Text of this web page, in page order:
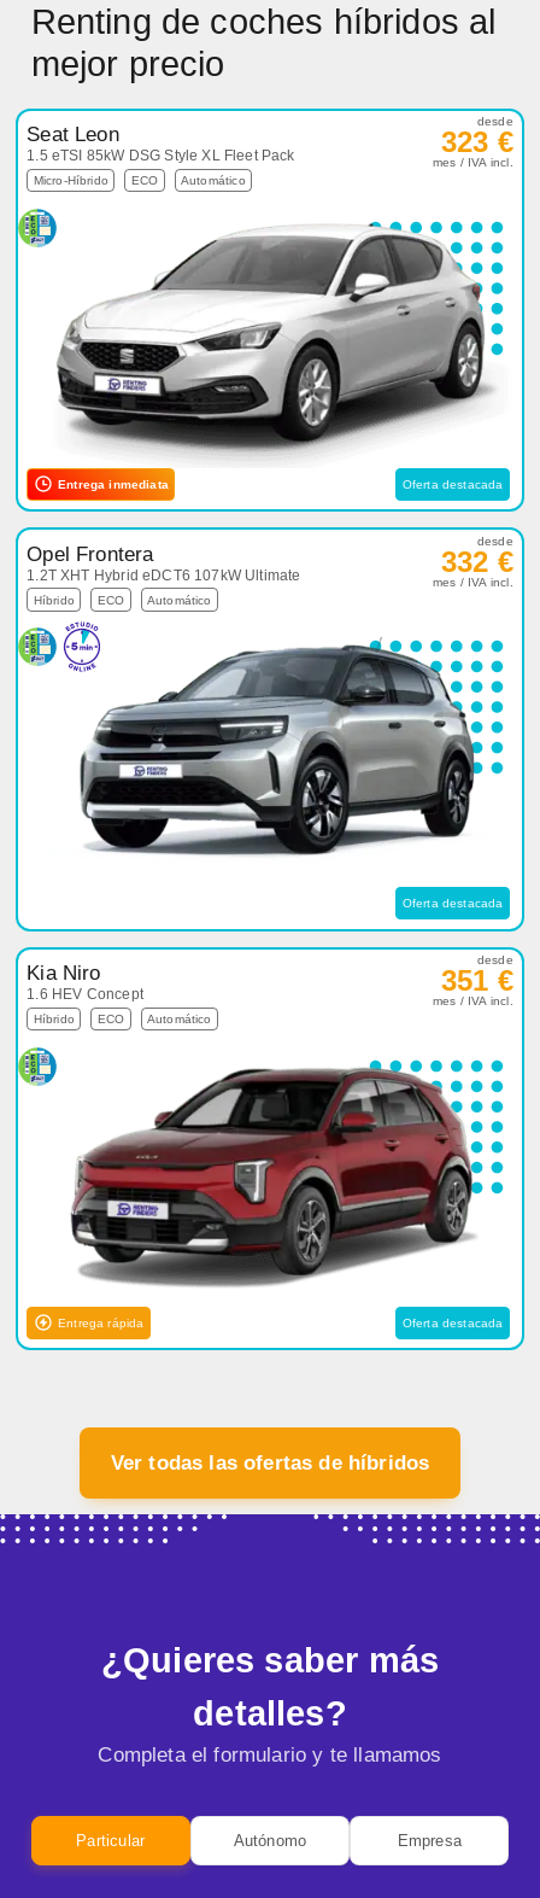
Renting de coches híbridos al
mejor precio
Seat Leon
1.5 eTSI 85kW DSG Style XL Fleet Pack
Micro-Híbrido ECO Automático
desde
323 €
mes / IVA incl.
Entrega inmediata Oferta destacada
Opel Frontera
1.2T XHT Hybrid eDCT6 107kW Ultimate
Híbrido ECO Automático
desde
332 €
mes / IVA incl.
Oferta destacada
Kia Niro
1.6 HEV Concept
Híbrido ECO Automático
desde
351 €
mes / IVA incl.
Entrega rápida Oferta destacada
Ver todas las ofertas de híbridos
¿Quieres saber más
detalles?
Completa el formulario y te llamamos
Particular Autónomo Empresa